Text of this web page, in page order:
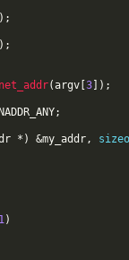
) ;
) ;
(argv 3 ) ;
;
* ) &my_addr,
1)